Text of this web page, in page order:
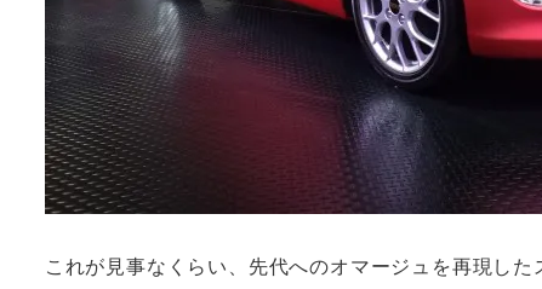
これが見事なくらい、先代へのオマージュを再現した